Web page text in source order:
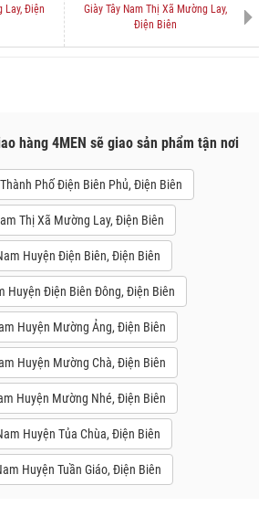
Lay, Điện
Giày Tây Nam Thị Xã Mường Lay,
Điện Biên
hàng 4MEN sẽ giao sản phẩm tận nơi
Phố Điện Biên Phủ, Điện Biên
Thị Xã Mường Lay, Điện Biên
Huyện Điện Biên, Điện Biên
Huyện Điện Biên Đông, Điện Biên
Huyện Mường Ảng, Điện Biên
Huyện Mường Chà, Điện Biên
Huyện Mường Nhé, Điện Biên
Huyện Tủa Chùa, Điện Biên
Huyện Tuần Giáo, Điện Biên